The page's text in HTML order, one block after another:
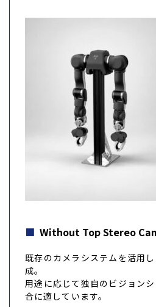
Without Top Stereo
既存のカメラシステムを活用
成。
用途に応じて独自のビジョン
合に適しています。